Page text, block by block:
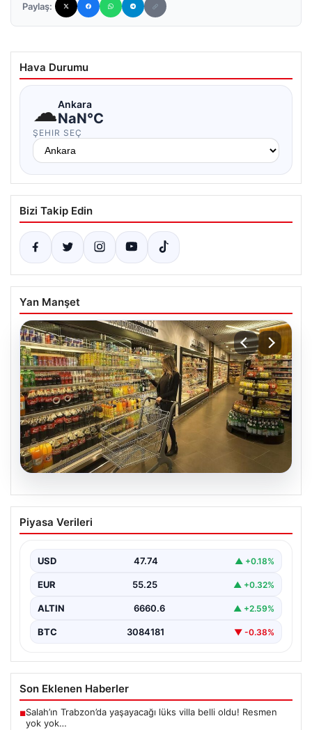
Paylaş:
Hava Durumu
☁Ankara
NaN°C
ŞEHIR SEÇ
Bizi Takip Edin
Yan Manşet
07.08.2026
Enflasyon verileri ne zaman
açıklanacak? 2026 TÜİK mart ayı
Piyasa Verileri
USD 47.74 ▲ +0.18%
EUR 55.25 ▲ +0.32%
ALTIN 6660.6 ▲ +2.59%
BTC 3084181 ▼ -0.38%
Son Eklenen Haberler
■Salah’ın Trabzon’da yaşayacağı lüks villa belli oldu! Resmen
yok yok…